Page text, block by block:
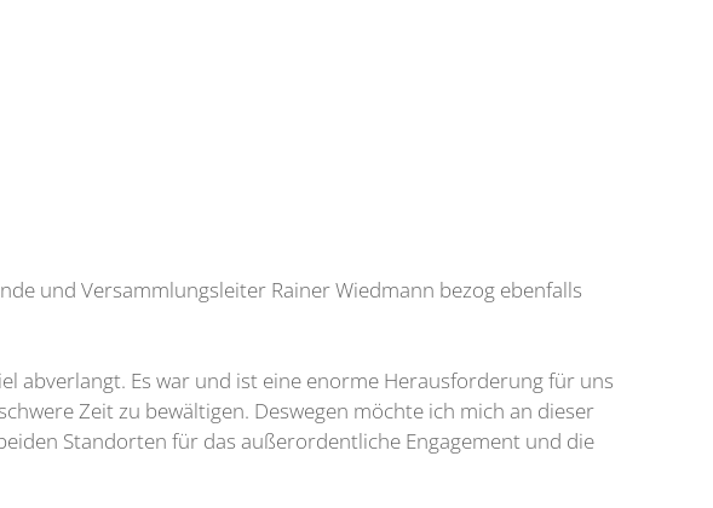
und Versammlungsleiter Rainer Wiedmann bezog ebenfalls
abverlangt. Es war und ist eine enorme Herausforderung für uns
Zeit zu bewältigen. Deswegen möchte ich mich an dieser
Standorten für das außerordentliche Engagement und die